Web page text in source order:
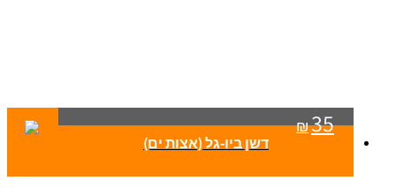
₪35
דשן ביו-גל (אצות ים)